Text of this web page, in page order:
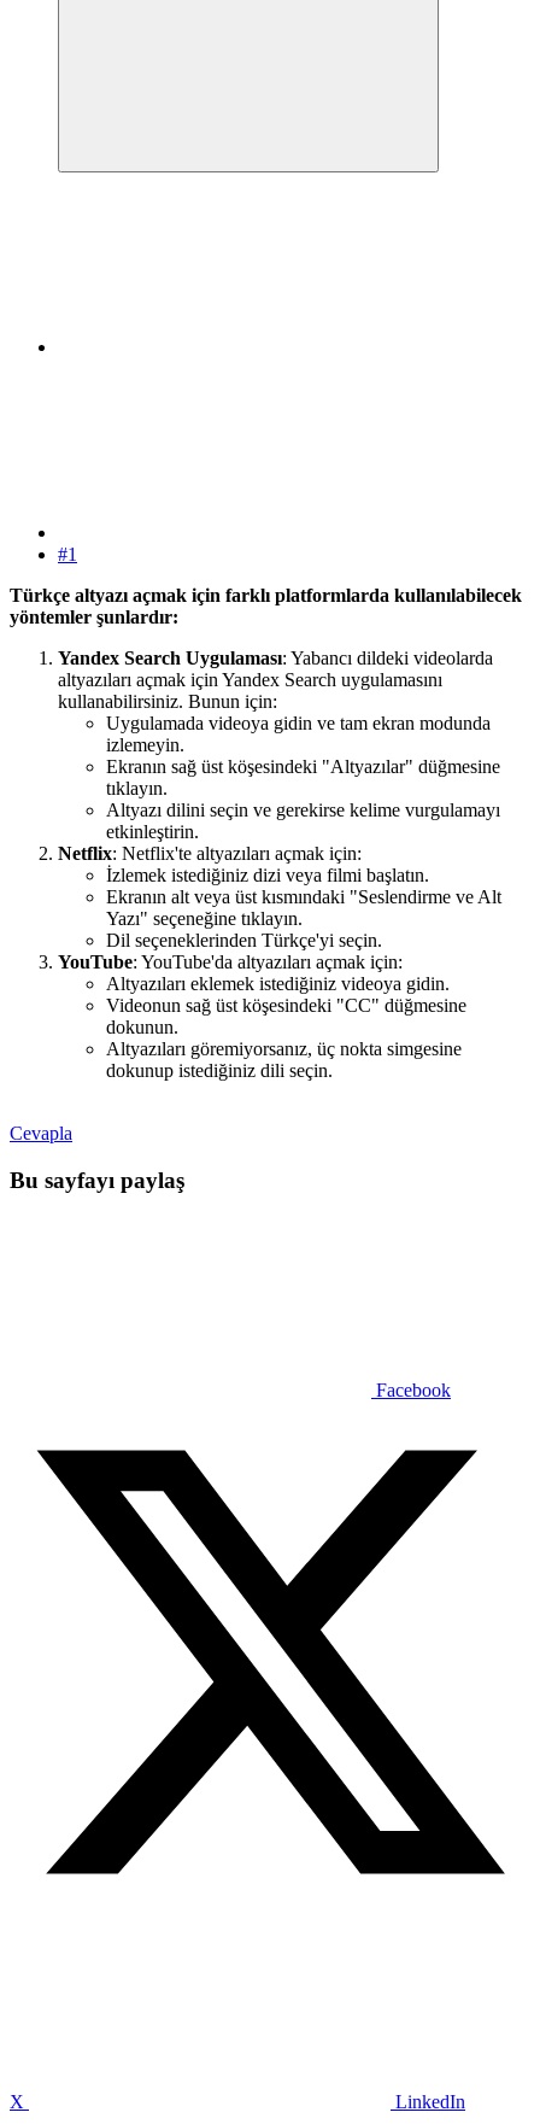
#1
Türkçe altyazı açmak için farklı platformlarda kullanılabilecek
yöntemler şunlardır:
Yandex Search Uygulaması: Yabancı dildeki videolarda
altyazıları açmak için Yandex Search uygulamasını
kullanabilirsiniz. Bunun için:
Uygulamada videoya gidin ve tam ekran modunda
izlemeyin.
Ekranın sağ üst köşesindeki "Altyazılar" düğmesine
tıklayın.
Altyazı dilini seçin ve gerekirse kelime vurgulamayı
etkinleştirin.
Netflix: Netflix'te altyazıları açmak için:
İzlemek istediğiniz dizi veya filmi başlatın.
Ekranın alt veya üst kısmındaki "Seslendirme ve Alt
Yazı" seçeneğine tıklayın.
Dil seçeneklerinden Türkçe'yi seçin.
YouTube: YouTube'da altyazıları açmak için:
Altyazıları eklemek istediğiniz videoya gidin.
Videonun sağ üst köşesindeki "CC" düğmesine
dokunun.
Altyazıları göremiyorsanız, üç nokta simgesine
dokunup istediğiniz dili seçin.
Cevapla
Bu sayfayı paylaş
Facebook
X LinkedIn